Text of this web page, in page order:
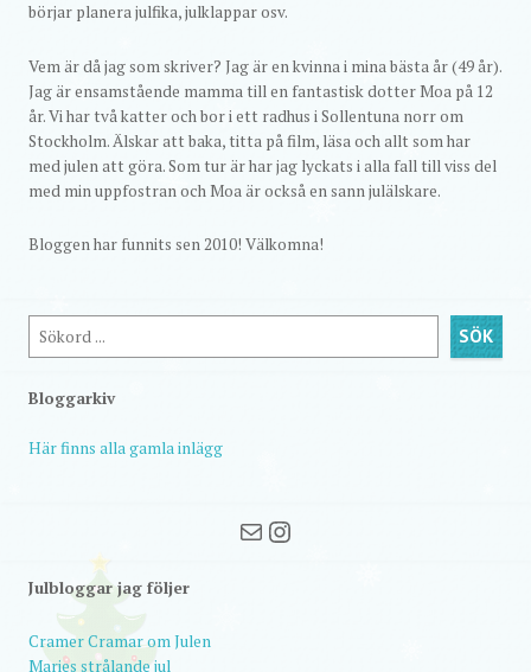
börjar planera julfika, julklappar osv.
Vem är då jag som skriver? Jag är en kvinna i mina bästa år (49 år).
Jag är ensamstående mamma till en fantastisk dotter Moa på 12
år. Vi har två katter och bor i ett radhus i Sollentuna norr om
Stockholm. Älskar att baka, titta på film, läsa och allt som har
med julen att göra. Som tur är har jag lyckats i alla fall till viss del
med min uppfostran och Moa är också en sann julälskare.
Bloggen har funnits sen 2010! Välkomna!
Sök SÖK
Bloggarkiv
Här finns alla gamla inlägg
MailInstagram
Julbloggar jag följer
Cramer Cramar om Julen
Maries strålande jul